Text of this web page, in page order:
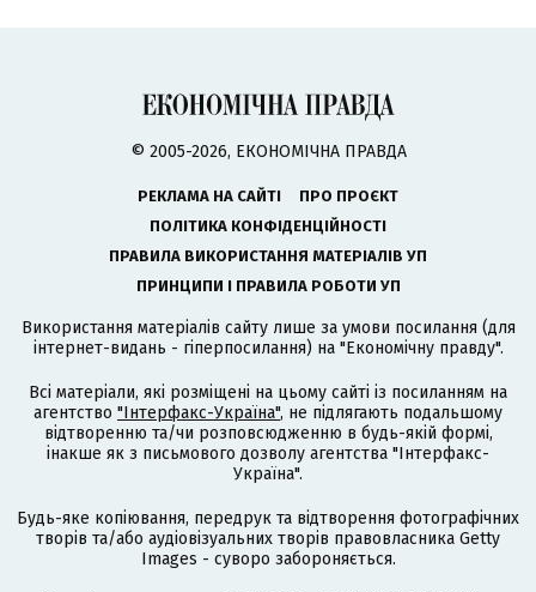
© 2005-2026, ЕКОНОМІЧНА ПРАВДА
РЕКЛАМА НА САЙТІ
ПРО ПРОЄКТ
ПОЛІТИКА КОНФІДЕНЦІЙНОСТІ
ПРАВИЛА ВИКОРИСТАННЯ МАТЕРІАЛІВ УП
ПРИНЦИПИ І ПРАВИЛА РОБОТИ УП
Використання матеріалів сайту лише за умови посилання (для
інтернет-видань - гіперпосилання) на "Економічну правду".
Всі матеріали, які розміщені на цьому сайті із посиланням на
агентство "Інтерфакс-Україна", не підлягають подальшому
відтворенню та/чи розповсюдженню в будь-якій формі,
інакше як з письмового дозволу агентства "Інтерфакс-
Україна".
Будь-яке копіювання, передрук та відтворення фотографічних
творів та/або аудіовізуальних творів правовласника Getty
Images - суворо забороняється.